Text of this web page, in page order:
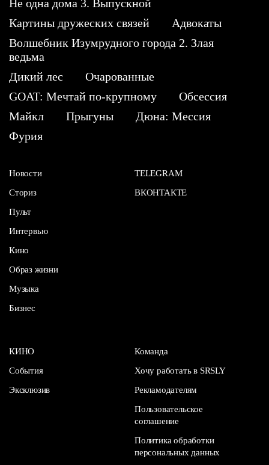
Не одна дома 3. Выпускной
Картины дружеских связей
Адвокаты
Волшебник Изумрудного города 2. Злая
ведьма
Дикий лес
Очарованные
GOAT: Мечтай по-крупному
Обсессия
Майкл
Прыгуны
Дюна: Мессия
Фурия
Новости
Сториз
Пульт
Интервью
Кино
Образ жизни
Музыка
Бизнес
TELEGRAM
ВКОНТАКТЕ
КИНО
События
Эксклюзив
Команда
Хочу работать в SRSLY
Рекламодателям
Пользовательское
соглашение
Политика обработки
персональных данных